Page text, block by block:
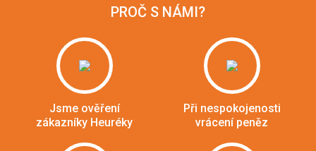
PROČ S NÁMI?
Jsme ověření
zákazníky Heuréky
Při nespokojenosti
vrácení peněz